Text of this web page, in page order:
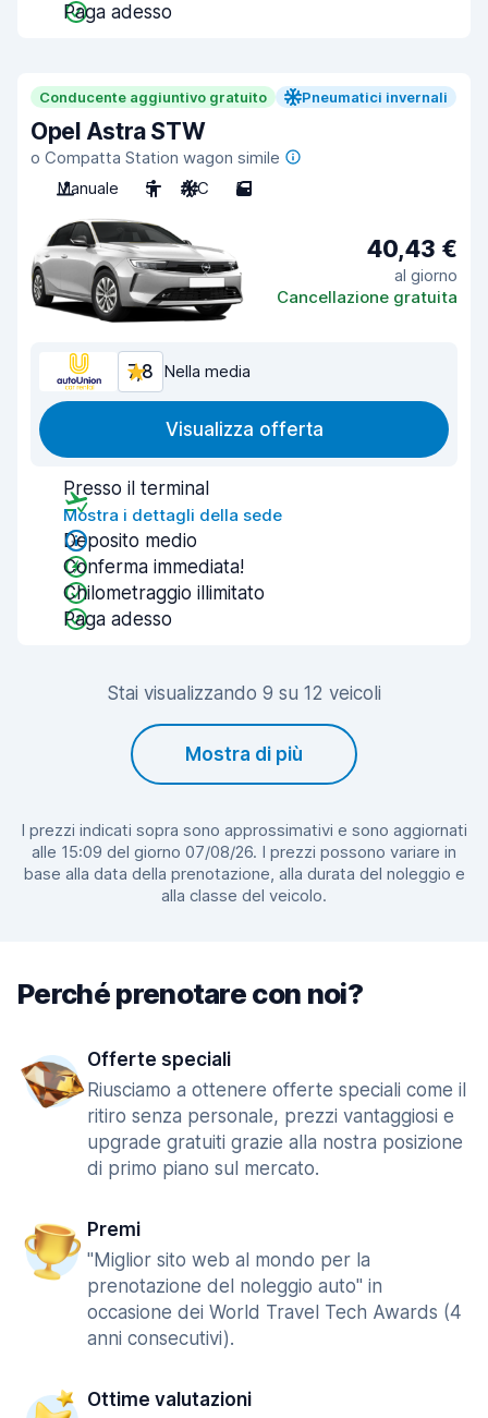
Paga adesso
Conducente aggiuntivo gratuito Pneumatici invernali
Opel Astra STW
o Compatta Station wagon simile
Manuale
5 A/C 5
40,43 €
al giorno
Cancellazione gratuita
7,8 Nella media
Visualizza offerta
Presso il terminal
Mostra i dettagli della sede
Deposito medio
Conferma immediata!
Chilometraggio illimitato
Paga adesso
Stai visualizzando 9 su 12 veicoli
Mostra di più
I prezzi indicati sopra sono approssimativi e sono aggiornati
alle 15:09 del giorno 07/08/26. I prezzi possono variare in
base alla data della prenotazione, alla durata del noleggio e
alla classe del veicolo.
Perché prenotare con noi?
Offerte speciali
Riusciamo a ottenere offerte speciali come il
ritiro senza personale, prezzi vantaggiosi e
upgrade gratuiti grazie alla nostra posizione
di primo piano sul mercato.
Premi
"Miglior sito web al mondo per la
prenotazione del noleggio auto" in
occasione dei World Travel Tech Awards (4
anni consecutivi).
Ottime valutazioni